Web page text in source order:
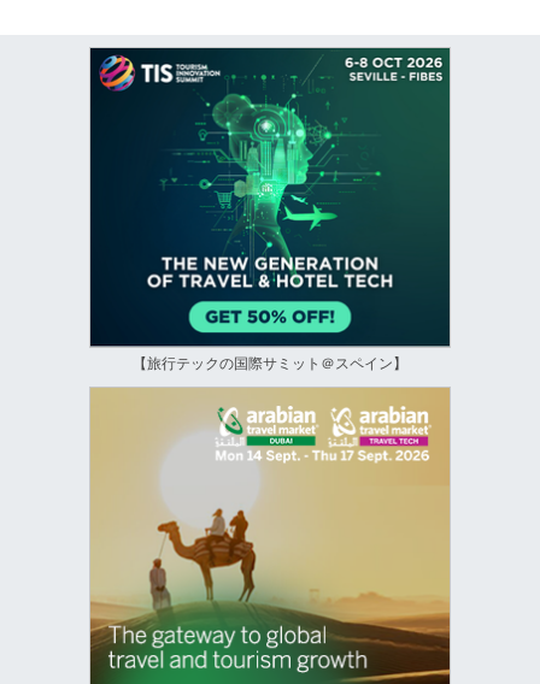
【旅行テックの国際サミット＠スペイン】